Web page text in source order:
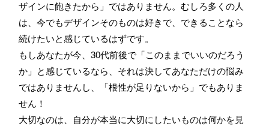
ザインに飽きたから」ではありません。むしろ多くの人
は、今でもデザインそのものは好きで、できることなら
続けたいと感じているはずです。
もしあなたが今、30代前後で「このままでいいのだろう
か」と感じているなら、それは決してあなただけの悩み
ではありませんし、「根性が足りないから」でもありま
せん！
大切なのは、自分が本当に大切にしたいものは何かを見